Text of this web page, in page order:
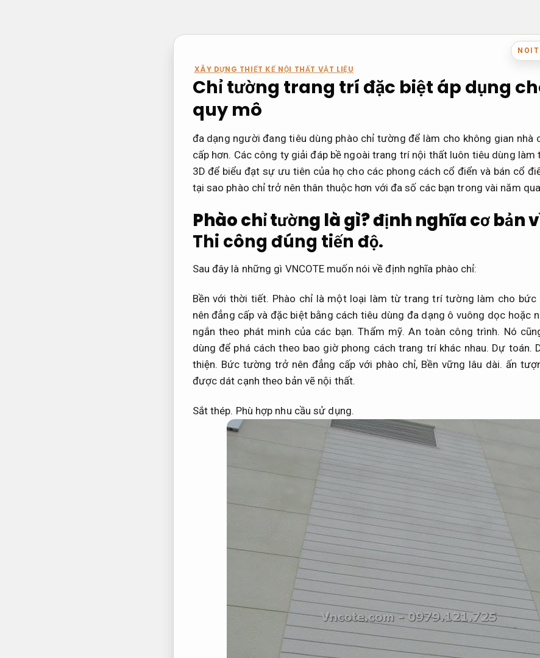
XÂY DỰNG THIẾT KẾ NỘI THẤT VẬT LIỆU
Chỉ tường trang trí đặc biệt áp dụng
quy mô
đa dạng người đang tiêu dùng phào chỉ tường để làm cho không gian nhà
cấp hơn. Các công ty giải đáp bề ngoài trang trí nội thất luôn tiêu dùng làm
3D để biểu đạt sự ưu tiên của họ cho các phong cách cổ điển và bán cổ
tại sao phào chỉ trở nên thân thuộc hơn với đa số các bạn trong vài năm
Phào chỉ tường là gì? định nghĩa cơ bản
Thi công đúng tiến độ.
Sau đây là những gì VNCOTE muốn nói về định nghĩa phào chỉ:
Bền với thời tiết. Phào chỉ là một loại làm từ trang trí tường làm cho
nên đẳng cấp và đặc biệt bằng cách tiêu dùng đa dạng ô vuông dọc hoặc
ngắn theo phát minh của các bạn.Thẩm mỹ. An toàn công trình. Nó
dùng để phá cách theo bao giờ phong cách trang trí khác nhau. Dự toán.
thiện. Bức tường trở nên đẳng cấp với phào chỉ, Bền vững lâu dài. ấn
được dát cạnh theo bản vẽ nội thất.
Sắt thép. Phù hợp nhu cầu sử dụng.